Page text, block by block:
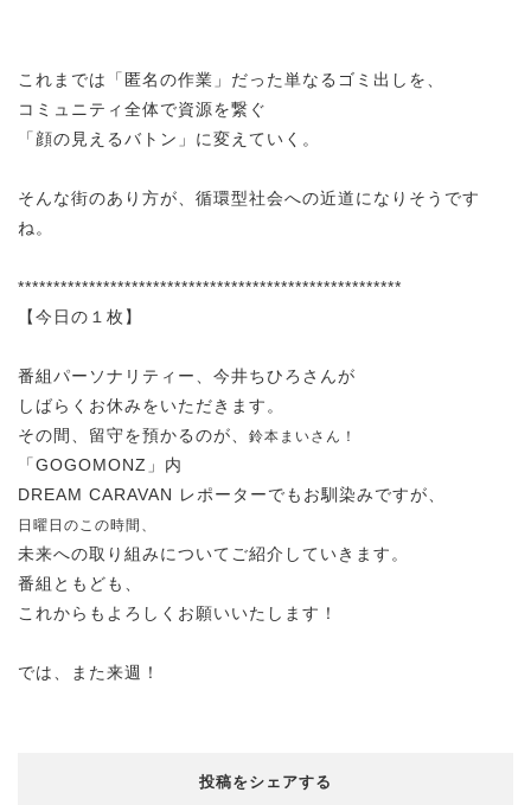
これまでは「匿名の作業」だった単なるゴミ出しを、
コミュニティ全体で資源を繋ぐ
「顔の見えるバトン」に変えていく。
そんな街のあり方が、循環型社会への近道になりそうです
ね。
******************************************************
【今日の１枚】
番組パーソナリティー、今井ちひろさんが
しばらくお休みをいただきます。
その間、留守を預かるのが、 鈴本まいさん！
「GOGOMONZ」内
DREAM CARAVAN レポーターでもお馴染みですが、
日曜日のこの時間、
未来への取り組みについてご紹介していきます。
番組ともども、
これからもよろしくお願いいたします！
では、また来週！
投稿をシェアする